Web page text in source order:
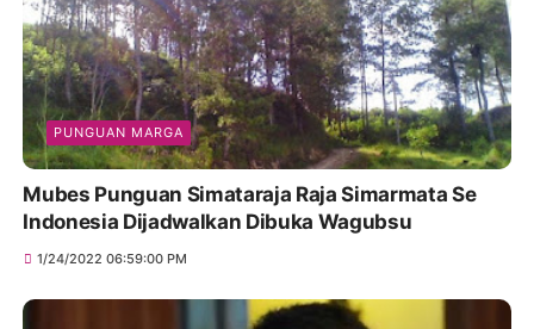
PUNGUAN MARGA
Mubes Punguan Simataraja Raja Simarmata Se
Indonesia Dijadwalkan Dibuka Wagubsu
1/24/2022 06:59:00 PM